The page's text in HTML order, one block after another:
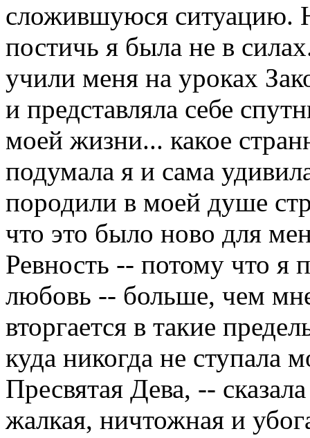
сложившуюся ситуацию.
постичь я была не в
учили меня на уроках
и представляла себе
моей жизни... какое
подумала я и сама
породили в моей душе
что это было ново для
Ревность -- потому что я
любовь -- больше, чем
вторгается в такие
куда никогда не ступала
Пресвятая Дева, --
жалкая, ничтожная и